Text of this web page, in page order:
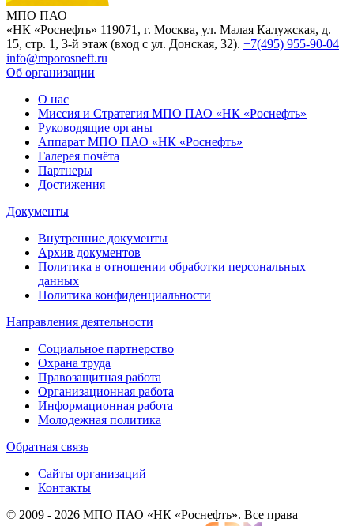
МПО ПАО
«НК «Роснефть» 119071, г. Москва, ул. Малая Калужская, д.
15, стр. 1, 3-й этаж (вход с ул. Донская, 32). +7(495) 955-90-04
info@mporosneft.ru
Об организации
О нас
Миссия и Стратегия МПО ПАО «НК «Роснефть»
Руководящие органы
Аппарат МПО ПАО «НК «Роснефть»
Галерея почёта
Партнеры
Достижения
Документы
Внутренние документы
Архив документов
Политика в отношении обработки персональных
данных
Политика конфиденциальности
Направления деятельности
Социальное партнерство
Охрана труда
Правозащитная работа
Организационная работа
Информационная работа
Молодежная политика
Обратная связь
Сайты организаций
Контакты
© 2009 - 2026 МПО ПАО «НК «Роснефть». Все права